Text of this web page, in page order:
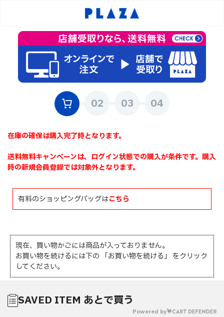
在庫の確保は購入完了時となります。
送料無料キャンペーンは、ログイン状態での購入が条件です。購入
時の新規会員登録では対象外となります。
有料のショッピングバッグはこちら
現在、買い物かごには商品が入っておりません。
お買い物を続けるには下の 「お買い物を続ける」 をクリック
してください。
SAVED ITEM あとで買う
Powered by